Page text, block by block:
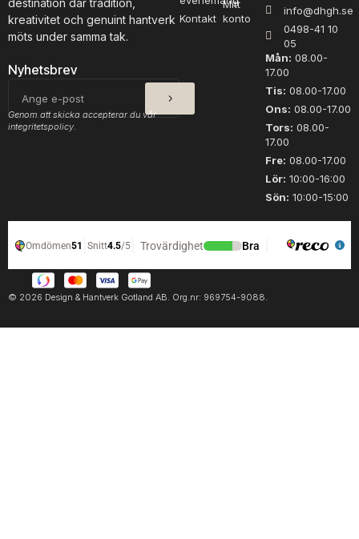
g
d
g
d
destination där tradition,
kreativitet och genuint hantverk
möts under samma tak.
Nyhetsbrev
post
SKICKA
Genom att skicka accepterar du vår
integritetspolicy.
Kontakt
Mitt
konto
info@dhgh.se
0498-41 10
05
Mån: 08.00-
17.00
Tis: 08.00-17.00
Ons: 08.00-17.00
Tors: 08.00-
17.00
Fre: 08.00-17.00
Lör: 10:00-16:00
Sön: 10:00-15:00
© 2026 Design & Hantverk Gotland AB. Org.nr: 969754-9088.